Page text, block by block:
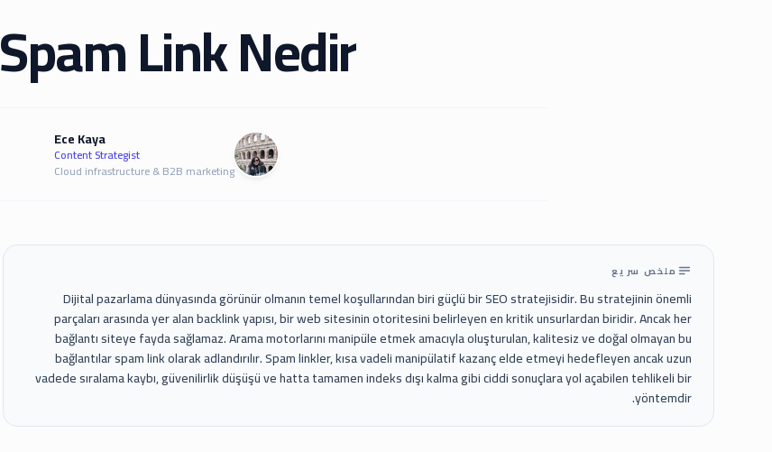
Spam Link Nedir?
Ece Kaya
Content Strategist
Cloud infrastructure & B2B marketing
ملخص سريع
Dijital pazarlama dünyasında görünür olmanın temel koşullarından biri güçlü bir SEO stratejisidir. Bu stratejinin önemli
parçaları arasında yer alan backlink yapısı, bir web sitesinin otoritesini belirleyen en kritik unsurlardan biridir. Ancak her
bağlantı siteye fayda sağlamaz. Arama motorlarını manipüle etmek amacıyla oluşturulan, kalitesiz ve doğal olmayan bu
bağlantılar spam link olarak adlandırılır. Spam linkler, kısa vadeli manipülatif kazanç elde etmeyi hedefleyen ancak uzun
vadede sıralama kaybı, güvenilirlik düşüşü ve hatta tamamen indeks dışı kalma gibi ciddi sonuçlara yol açabilen tehlikeli bir
yöntemdir.